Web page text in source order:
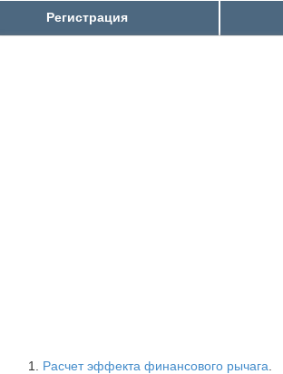
Регистрация
Расчет эффекта финансового рычага